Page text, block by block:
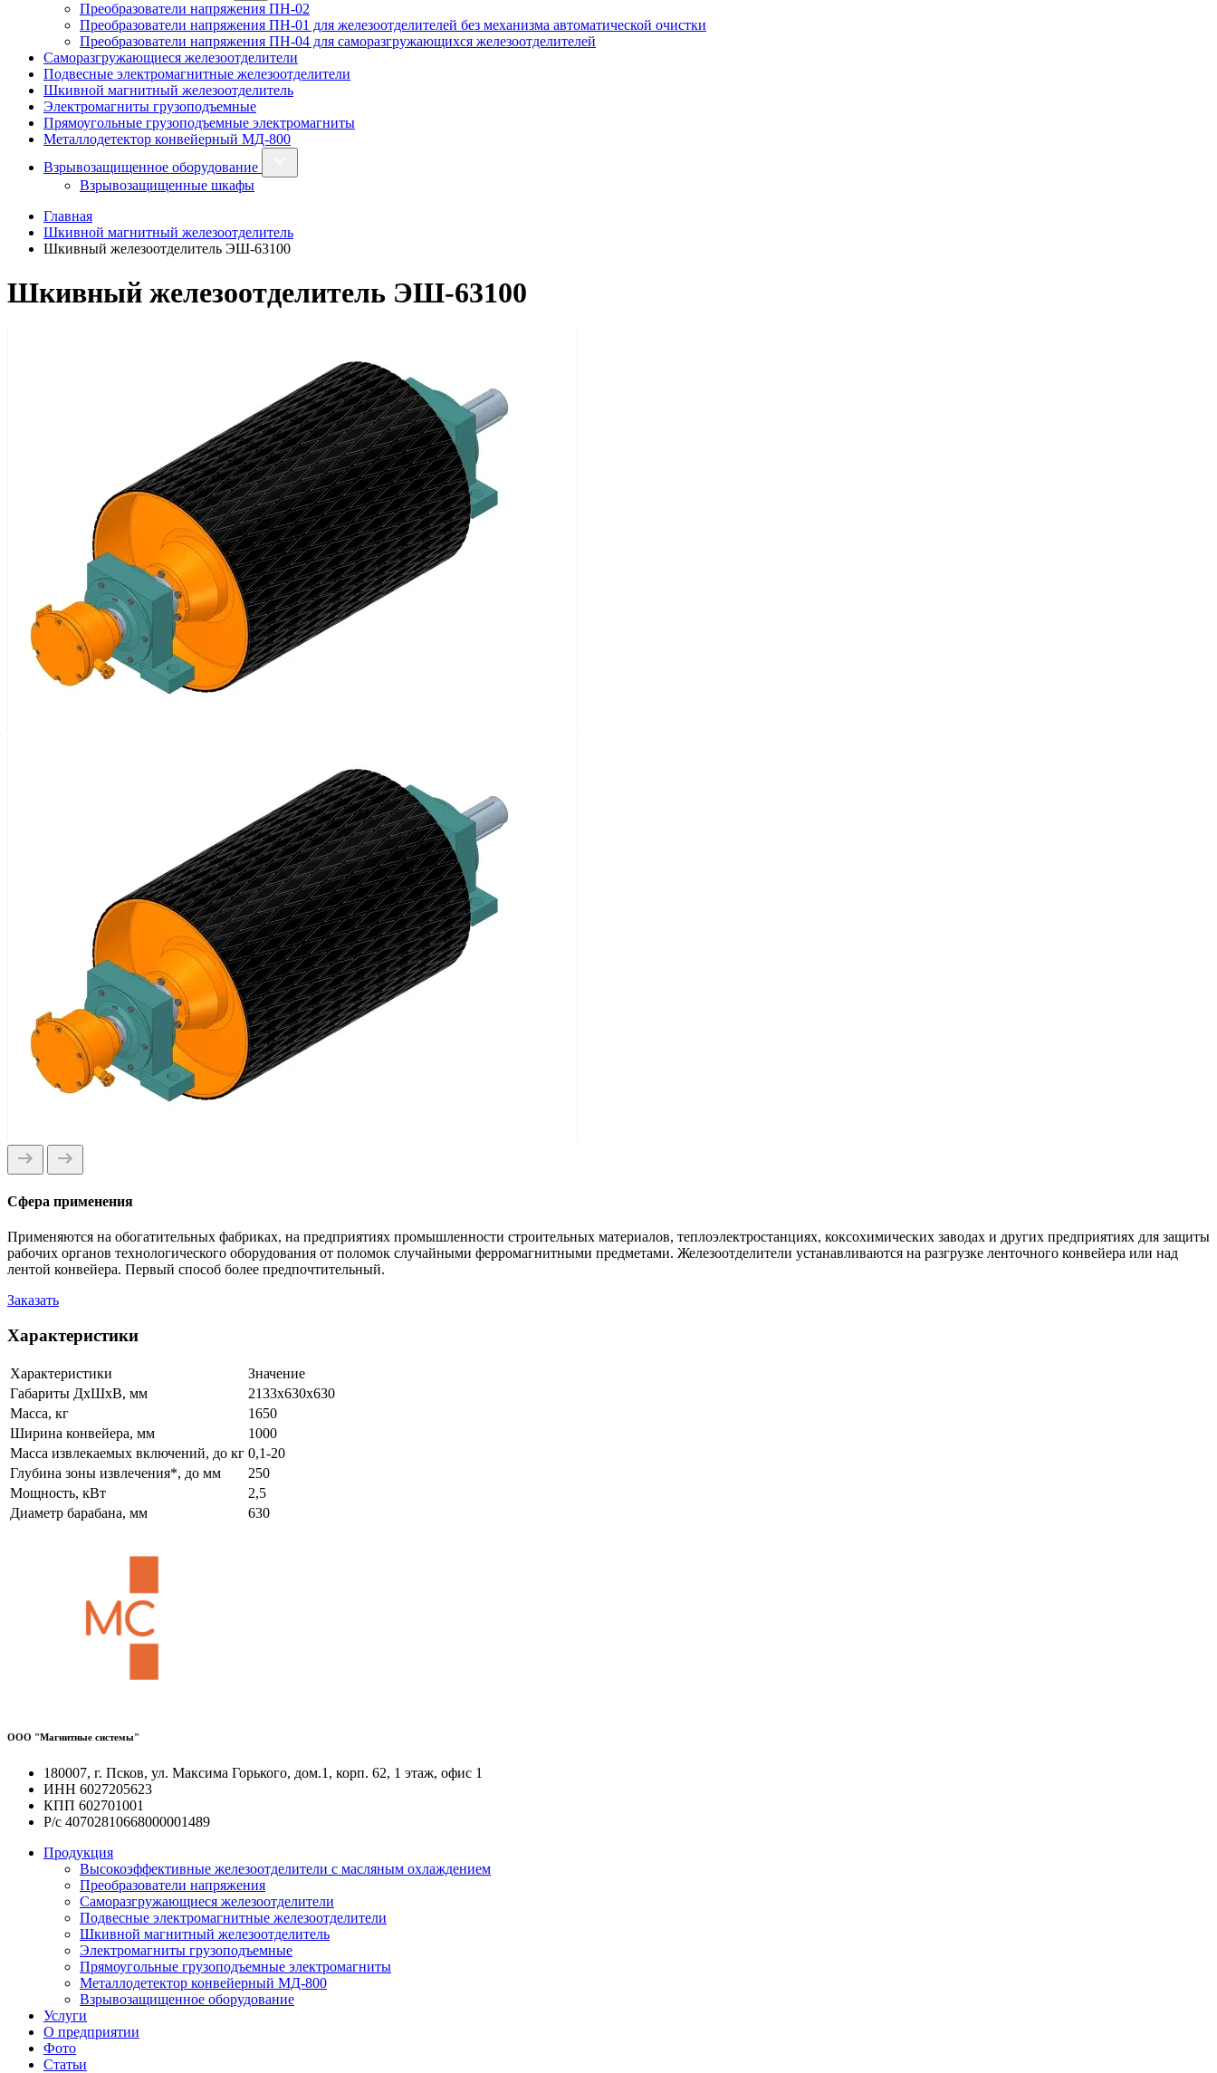
Преобразователи напряжения ПН-02
Преобразователи напряжения ПН-01 для железоотделителей без механизма автоматической очистки
Преобразователи напряжения ПН-04 для саморазгружающихся железоотделителей
Саморазгружающиеся железоотделители
Подвесные электромагнитные железоотделители
Шкивной магнитный железоотделитель
Электромагниты грузоподъемные
Прямоугольные грузоподъемные электромагниты
Металлодетектор конвейерный МД-800
Взрывозащищенное оборудование
Взрывозащищенные шкафы
Главная
Шкивной магнитный железоотделитель
Шкивный железоотделитель ЭШ-63100
Шкивный железоотделитель ЭШ-63100
Сфера применения
Применяются на обогатительных фабриках, на предприятиях промышленности строительных материалов, теплоэлектростанциях, коксохимических заводах и других предприятиях для защиты
рабочих органов технологического оборудования от поломок случайными ферромагнитными предметами. Железоотделители устанавливаются на разгрузке ленточного конвейера или над
лентой конвейера. Первый способ более предпочтительный.
Заказать
Характеристики
Характеристики
Значение
Габариты ДхШхВ, мм
2133х630х630
Масса, кг
1650
Ширина конвейера, мм
1000
Масса извлекаемых включений, до кг 0,1-20
Глубина зоны извлечения*, до мм
250
Мощность, кВт
2,5
Диаметр барабана, мм
630
ООО "Магнитные системы"
180007, г. Псков, ул. Максима Горького, дом.1, корп. 62, 1 этаж, офис 1
ИНН 6027205623
КПП 602701001
Р/с 40702810668000001489
Продукция
Высокоэффективные железоотделители с масляным охлаждением
Преобразователи напряжения
Саморазгружающиеся железоотделители
Подвесные электромагнитные железоотделители
Шкивной магнитный железоотделитель
Электромагниты грузоподъемные
Прямоугольные грузоподъемные электромагниты
Металлодетектор конвейерный МД-800
Взрывозащищенное оборудование
Услуги
О предприятии
Фото
Статьи